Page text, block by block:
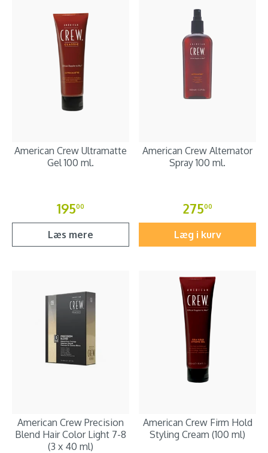
American Crew Ultramatte
Gel 100 ml.
19500
Læs mere
American Crew Alternator
Spray 100 ml.
27500
Læg i kurv
American Crew Precision
Blend Hair Color Light 7-8
(3 x 40 ml)
American Crew Firm Hold
Styling Cream (100 ml)